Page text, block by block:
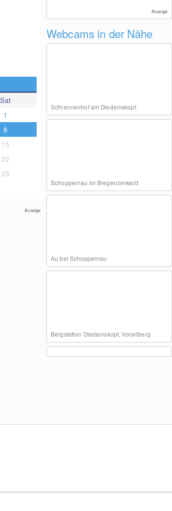
Sat
1
8
15
22
29
Anzeige
Anzeige
Webcams in der Nähe
Schrannenhof am Diedamskopf
Schoppernau im Bregenzerwald
Au bei Schoppernau
Bergstation Diedamskopf, Vorarlberg
Breitenalpe